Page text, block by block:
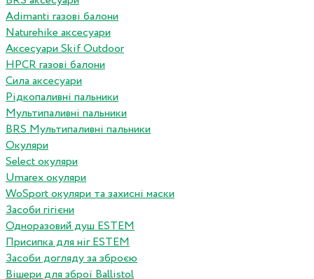
Adimanti газові балони
Naturehike аксесуари
Аксесуари Skif Outdoor
HPCR газові балони
Сила аксесуари
Рідкопаливні пальники
Мультипаливні пальники
BRS Мультипаливні пальники
Окуляри
Select окуляри
Umarex окуляри
WoSport окуляри та захисні маски
Засоби гігієни
Одноразовий душ ESTEM
Присипка для ніг ESTEM
Засоби догляду за зброєю
Вішери для зброї Ballistol